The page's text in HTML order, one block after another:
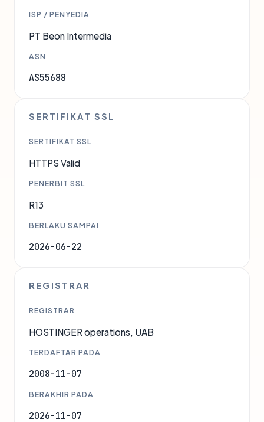
ISP / PENYEDIA
PT Beon Intermedia
ASN
AS55688
SERTIFIKAT SSL
SERTIFIKAT SSL
HTTPS Valid
PENERBIT SSL
R13
BERLAKU SAMPAI
2026-06-22
REGISTRAR
REGISTRAR
HOSTINGER operations, UAB
TERDAFTAR PADA
2008-11-07
BERAKHIR PADA
2026-11-07